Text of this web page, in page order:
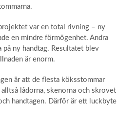
var en total rivning – ny
en mindre förmögenhet. Andra
ny handtag. Resultatet blev
är enorm.
är att de flesta köksstommar
lådorna, skenorna och skrovet
handtagen. Därför är ett luckbyte